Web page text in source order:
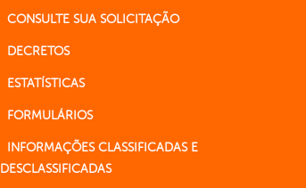
CONSULTE SUA SOLICITAÇÃO
DECRETOS
ESTATÍSTICAS
FORMULÁRIOS
INFORMAÇÕES CLASSIFICADAS E
DESCLASSIFICADAS